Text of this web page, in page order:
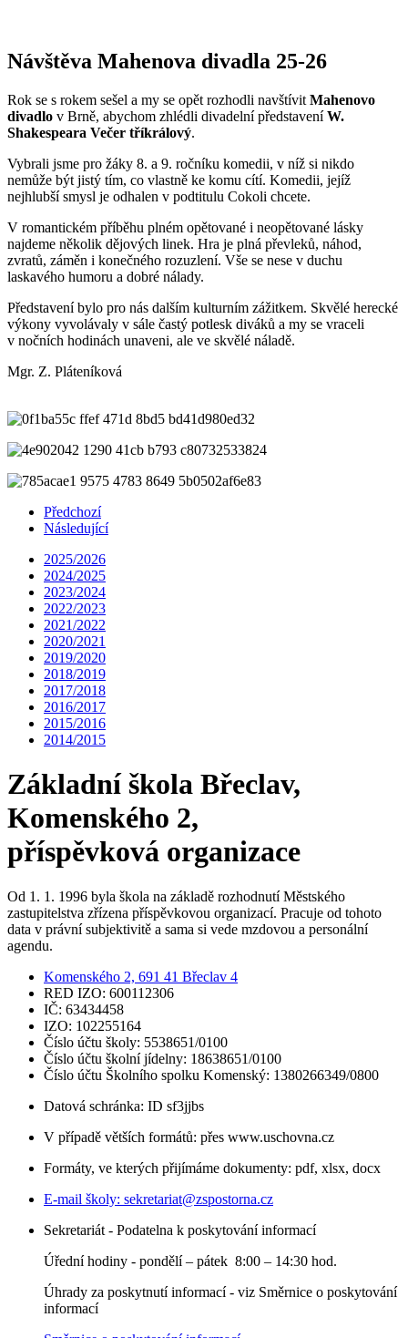
Návštěva Mahenova divadla 25-26
Rok se s rokem sešel a my se opět rozhodli navštívit Mahenovo
divadlo v Brně, abychom zhlédli divadelní představeníW.
Shakespeara Večer tříkrálový.
Vybrali jsme pro žáky 8. a 9. ročníku komedii, v níž si nikdo
nemůže být jistý tím, co vlastně ke komu cítí. Komedii, jejíž
nejhlubší smysl je odhalen v podtitulu Cokoli chcete.
V romantickém příběhu plném opětované i neopětované lásky
najdeme několik dějových linek. Hra je plná převleků, náhod,
zvratů, záměn i konečného rozuzlení. Vše se nese v duchu
laskavého humoru a dobré nálady.
Představení bylo pro nás dalším kulturním zážitkem. Skvělé herecké
výkony vyvolávaly v sále častý potlesk diváků a my se vraceli
v nočních hodinách unaveni, ale ve skvělé náladě.
Mgr. Z. Pláteníková
Předchozí
Následující
2025/2026
2024/2025
2023/2024
2022/2023
2021/2022
2020/2021
2019/2020
2018/2019
2017/2018
2016/2017
2015/2016
2014/2015
Základní škola Břeclav,
Komenského 2,
příspěvková organizace
Od 1. 1. 1996 byla škola na základě rozhodnutí Městského
zastupitelstva zřízena příspěvkovou organizací. Pracuje od tohoto
data v právní subjektivitě a sama si vede mzdovou a personální
agendu.
Komenského 2, 691 41 Břeclav 4
RED IZO: 600112306
IČ: 63434458
IZO: 102255164
Číslo účtu školy: 5538651/0100
Číslo účtu školní jídelny: 18638651/0100
Číslo účtu Školního spolku Komenský: 1380266349/0800
Datová schránka: ID sf3jjbs
V případě větších formátů: přes www.uschovna.cz
Formáty, ve kterých přijímáme dokumenty: pdf, xlsx, docx
E-mail školy: sekretariat@zspostorna.cz
Sekretariát - Podatelna k poskytování informací
Úřední hodiny - pondělí – pátek 8:00 – 14:30 hod.
Úhrady za poskytnutí informací - viz Směrnice o poskytování
informací